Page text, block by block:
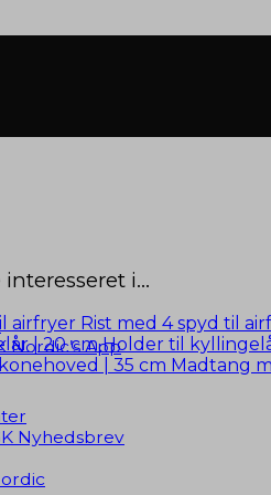
Nordic’s App
Nyhedsbrev
i…
Rist med 4 spyd til
Holder til
Madtang